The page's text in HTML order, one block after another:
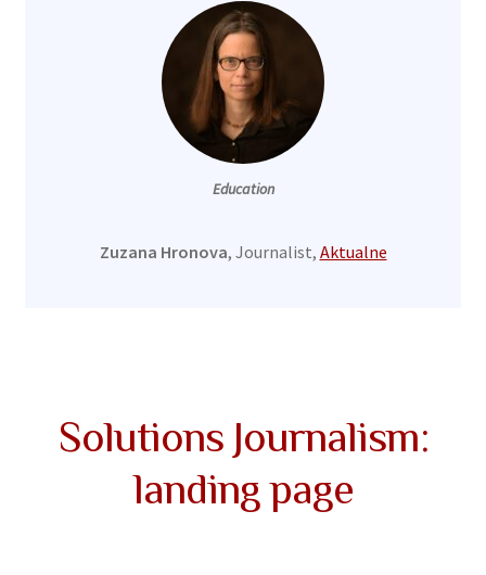
Education
Zuzana Hronova, Journalist, Aktualne
Solutions Journalism:
landing page